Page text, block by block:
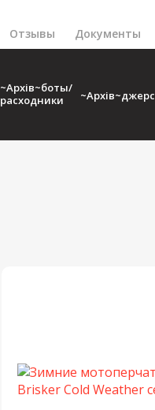
Отзывы Документы
~Архів~боты/
расходники